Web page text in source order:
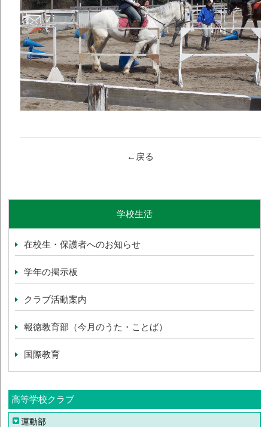
←戻る
学校生活
在校生・保護者へのお知らせ
学年の掲示板
クラブ活動案内
報徳教育部（今月のうた・ことば）
国際教育
高等学校クラブ
運動部